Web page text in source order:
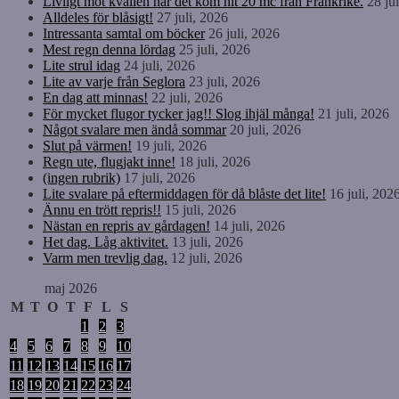
Alldeles för blåsigt! 27 juli, 2026
Intressanta samtal om böcker 26 juli, 2026
Mest regn denna lördag 25 juli, 2026
Lite strul idag 24 juli, 2026
Lite av varje från Seglora 23 juli, 2026
En dag att minnas! 22 juli, 2026
För mycket flugor tycker jag!! Slog ihjäl många! 21 juli, 2026
Något svalare men ändå sommar 20 juli, 2026
Slut på värmen! 19 juli, 2026
Regn ute, flugjakt inne! 18 juli, 2026
(ingen rubrik) 17 juli, 2026
Lite svalare på eftermiddagen för då blåste det lite! 16 juli,
Ännu en trött repris!! 15 juli, 2026
Nästan en repris av gårdagen! 14 juli, 2026
Het dag. Låg aktivitet. 13 juli, 2026
Varm men trevlig dag. 12 juli, 2026
maj 2026
M T O T F L
S
1
2
3
4
5 6 7 8 9
10
11 12 13 14 15 16 17
18 19 20 21 22 23 24